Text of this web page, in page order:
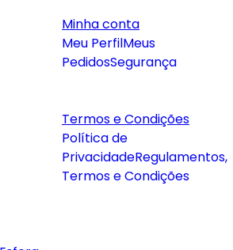
Minha conta
Meu PerfilMeus
PedidosSegurança
Termos e Condições
Política de
PrivacidadeRegulamentos,
Termos e Condições